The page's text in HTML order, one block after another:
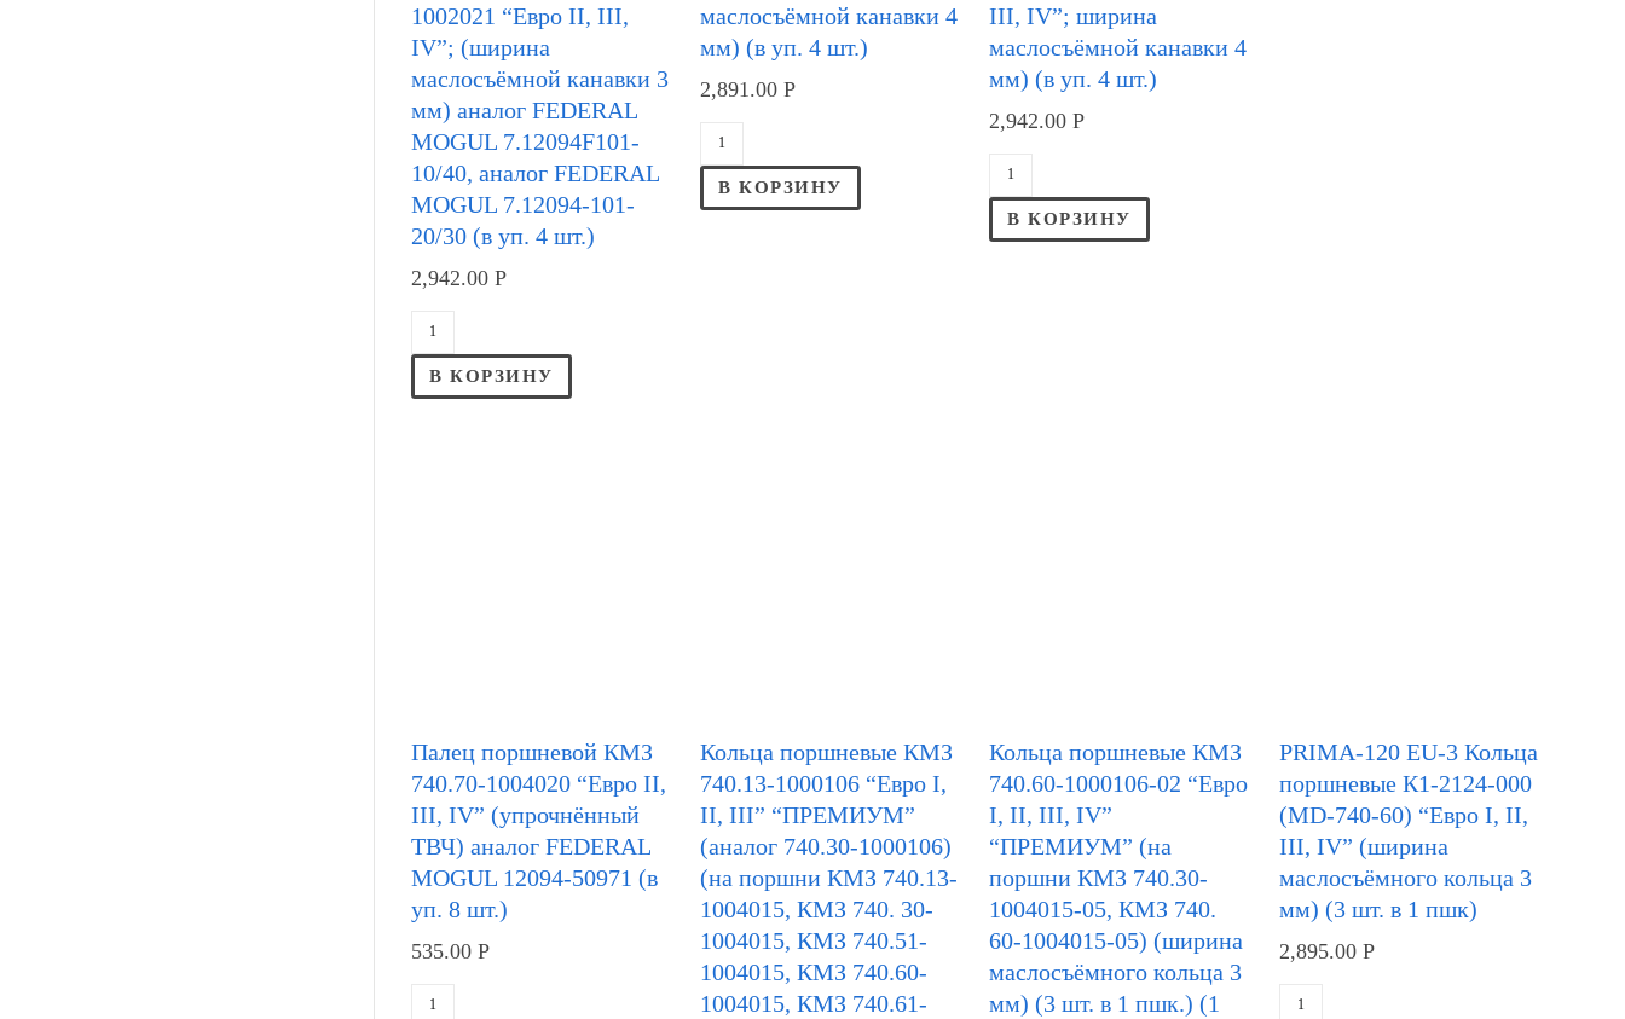
1002021 “Евро II, III,
IV”; (ширина
маслосъёмной канавки 3
мм) аналог FEDERAL
MOGUL 7.12094F101-
10/40, аналог FEDERAL
MOGUL 7.12094-101-
20/30 (в уп. 4 шт.)
2,942.00Р
В КОРЗИНУ
маслосъёмной канавки 4
мм) (в уп. 4 шт.)
2,891.00Р
В КОРЗИНУ
III, IV”; ширина
маслосъёмной канавки 4
мм) (в уп. 4 шт.)
2,942.00Р
В КОРЗИНУ
Палец поршневой КМЗ
740.70-1004020 “Евро II,
III, IV” (упрочнённый
ТВЧ) аналог FEDERAL
MOGUL 12094-50971 (в
уп. 8 шт.)
535.00Р
Кольца поршневые КМЗ
740.13-1000106 “Евро I,
II, III” “ПРЕМИУМ”
(аналог 740.30-1000106)
(на поршни КМЗ 740.13-
1004015, КМЗ 740. 30-
1004015, КМЗ 740.51-
1004015, КМЗ 740.60-
1004015, КМЗ 740.61-
Кольца поршневые КМЗ
740.60-1000106-02 “Евро
I, II, III, IV”
“ПРЕМИУМ” (на
поршни КМЗ 740.30-
1004015-05, КМЗ 740.
60-1004015-05) (ширина
маслосъёмного кольца 3
мм) (3 шт. в 1 пшк.) (1
PRIMA-120 EU-3 Кольца
поршневые К1-2124-000
(MD-740-60) “Евро I, II,
III, IV” (ширина
маслосъёмного кольца 3
мм) (3 шт. в 1 пшк)
2,895.00 Р